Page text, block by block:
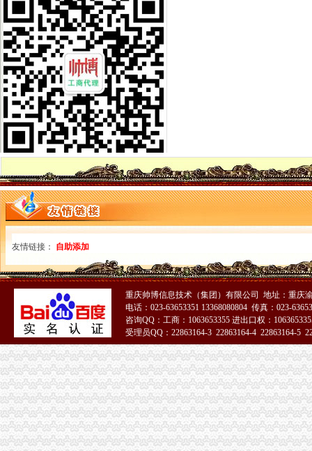
我市渝中区公司注销地理标志商标注册和保护工作步伐加快
南岸局渝中区工商代办五大举措推进重点工作目标绩效考核
武隆局渝中区代办工商执照采取措施积开展作风建设年活动
永川局“五化五突出”渝中区公司注册力抓安全稳定工作
总局注册局高度评价市渝中区公司注销局数据质量建设管理和企业信用分类监
渝北区区长玉林对渝北局渝中区公司注销个协会脱钩工作作出批示
南川局渝中区公司注册三项措施推进学历教育
市局局长、渝中区代办执照组书记王元楷率队到万州局检查调研工作
万州局渝中区办执照实施七大工程服务地方经济发展
市渝中区代办公司局副局长李明富视察西部鞋都工业园
市渝中区公司注册局副局长李明富一行到黔江局宣布人事任免决定
市渝中区工商代办局副局长李明富一行到彭水局宣布人事任免决定
市渝中区代办执照局副局长李明富一行到酉局宣布人事任免决定
丰都局渝中区代办执照三项举措落实王元楷局长工作要求
南岸局渝中区代办工商执照四项措施加无照经营理力度
九龙坡局重庆公司注册五项措施扎实推进合同监管工作
市渝中区工商代办局副局长李明富到秀山局检查指导工作
沙坪坝局渝中区工商登记开展1—4月工作督查并提出下半年工作重点
黔江局、渝中区工商登记消委与律师事务所联手搭造消费维权平台
南川局渝中区公司注册六项措施确保三年整规工作规划顺利完成
城口局“五提高”渝中区工商代办落实市局重点目标绩效考核办法
渝中局重庆公司注册深入开展学习整改活动
市局局长、渝中区代办工商执照组书记王元楷率队到云局检查调研工作
长寿局渝中区工商登记四推进夯实法制建设基础
高新园局渝中区工商代办采取五条措施认真落实就业和再就业优惠政策
合川局认真贯彻市渝中区代办公司局重点工作目标绩效考核评价试行办法
璧山局渝中区代办营业执照四举措着力完善案件评查制度
渝中局“四个加”渝中区公司注册推动工商所食品快速检测工作
大足局渝中区工商登记五大举措抓安全生产工作
长寿局渝中区工商代办六措施贯彻一小时经济圈建设决定精
江津局渝中区代办公司多项举措支持库区移民创业发展
友情链接： 自助添加
重庆帅博信息技术（集团）有限公司 地址：重庆
电话：023-63653351 13368080804 传真：023-
咨询QQ：工商：1063653355 进出口权：
受理员QQ：22863164-3 22863164-4 22863164-5